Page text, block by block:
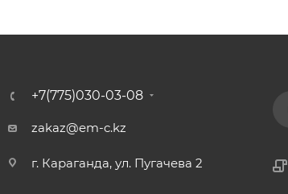
+7(775)030-03-08
zakaz@em-c.kz
г. Караганда, ул. Пугачева 2